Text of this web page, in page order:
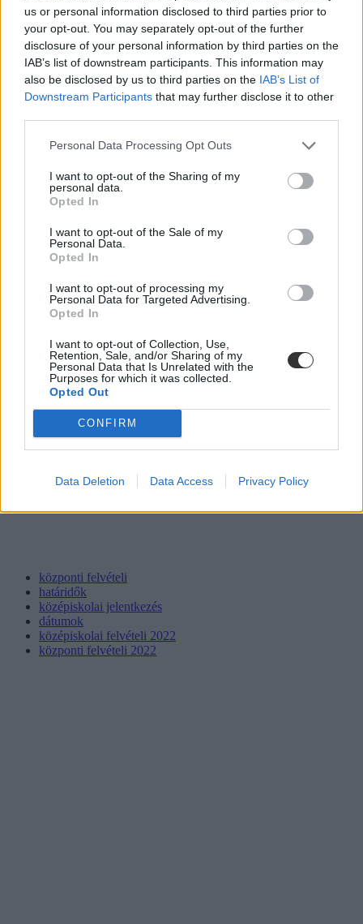
us or personal information disclosed to third parties prior to
your opt-out. You may separately opt-out of the further
disclosure of your personal information by third parties on the
IAB’s list of downstream participants. This information may
also be disclosed by us to third parties on the IAB’s List of
Downstream Participants that may further disclose it to other
Personal Data Processing Opt Outs
I want to opt-out of the Sharing of my
personal data.
Opted In
I want to opt-out of the Sale of my
Personal Data.
Opted In
I want to opt-out of processing my
Personal Data for Targeted Advertising.
Opted In
I want to opt-out of Collection, Use,
Retention, Sale, and/or Sharing of my
Personal Data that Is Unrelated with the
Purposes for which it was collected.
Opted Out
CONFIRM
Data Deletion Data Access Privacy Policy
A 2021-es középiskolai felvételiben épp a napokban tartják a
beiratkozásokat, erről itt írtunk korábban.
Tetszett a cikk? Kövess minket a Facebookon is, és nem fogsz
központi felvételi
határidők
középiskolai jelentkezés
dátumok
középiskolai felvételi 2022
központi felvételi 2022